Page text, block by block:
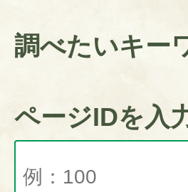
調べたいキー
ページIDを入